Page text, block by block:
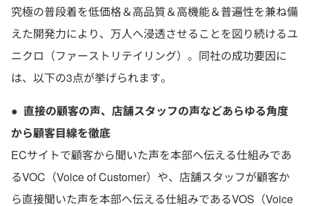
究極の普段着を低価格＆高品質＆高機能＆普遍性を兼ね備
えた開発力により、万人へ浸透させることを図り続けるユ
ニクロ（ファーストリテイリング）。同社の成功要因に
は、以下の3点が挙げられます。
● 直接の顧客の声、店舗スタッフの声などあらゆる角度
から顧客目線を徹底
ECサイトで顧客から聞いた声を本部へ伝える仕組みであ
るVOC（Voice of Customer）や、店舗スタッフが顧客か
ら直接聞いた声を本部へ伝える仕組みであるVOS（Voice